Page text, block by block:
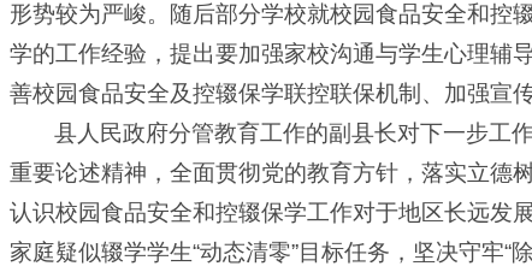
形势较为严峻。随后部分学校就校园食品安全和控
学的工作经验，提出要加强家校沟通与学生心理辅
善校园食品安全及控辍保学联控联保机制、加强宣
县人民政府分管教育工作的副县长对下一步工
重要论述精神，全面贯彻党的教育方针，落实立德
认识校园食品安全和控辍保学工作对于地区长远发
家庭疑似辍学学生“动态清零”目标任务，坚决守牢